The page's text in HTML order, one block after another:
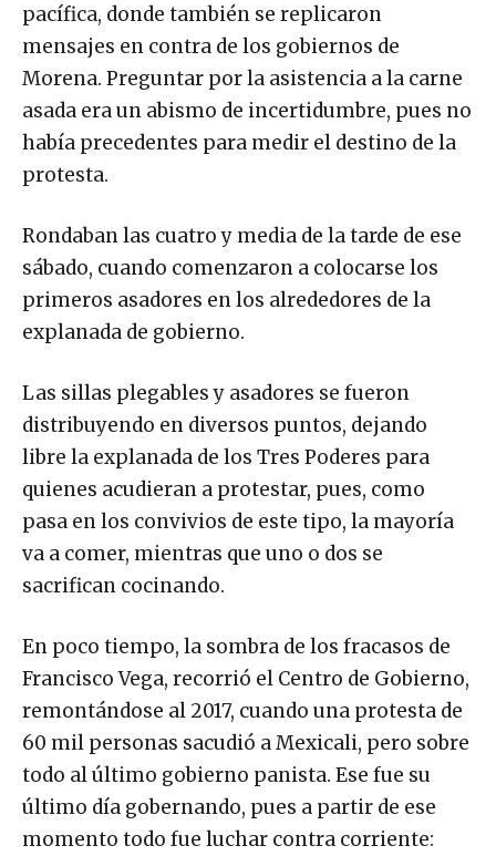
pacífica, donde también se replicaron
mensajes en contra de los gobiernos de
Morena. Preguntar por la asistencia a la carne
asada era un abismo de incertidumbre, pues no
había precedentes para medir el destino de la
protesta.
Rondaban las cuatro y media de la tarde de ese
sábado, cuando comenzaron a colocarse los
primeros asadores en los alrededores de la
explanada de gobierno.
Las sillas plegables y asadores se fueron
distribuyendo en diversos puntos, dejando
libre la explanada de los Tres Poderes para
quienes acudieran a protestar, pues, como
pasa en los convivios de este tipo, la mayoría
va a comer, mientras que uno o dos se
sacrifican cocinando.
En poco tiempo, la sombra de los fracasos de
Francisco Vega, recorrió el Centro de Gobierno,
remontándose al 2017, cuando una protesta de
60 mil personas sacudió a Mexicali, pero sobre
todo al último gobierno panista. Ese fue su
último día gobernando, pues a partir de ese
momento todo fue luchar contra corriente: